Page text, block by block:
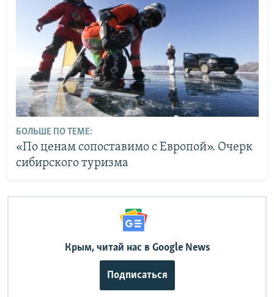
БОЛЬШЕ ПО ТЕМЕ:
«По ценам сопоставимо с Европой». Очерк
сибирского туризма
Крым, читай нас в Google News
Подписаться